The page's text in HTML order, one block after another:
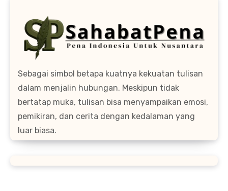
Sebagai simbol betapa kuatnya kekuatan tulisan
dalam menjalin hubungan. Meskipun tidak
bertatap muka, tulisan bisa menyampaikan emosi,
pemikiran, dan cerita dengan kedalaman yang
luar biasa.